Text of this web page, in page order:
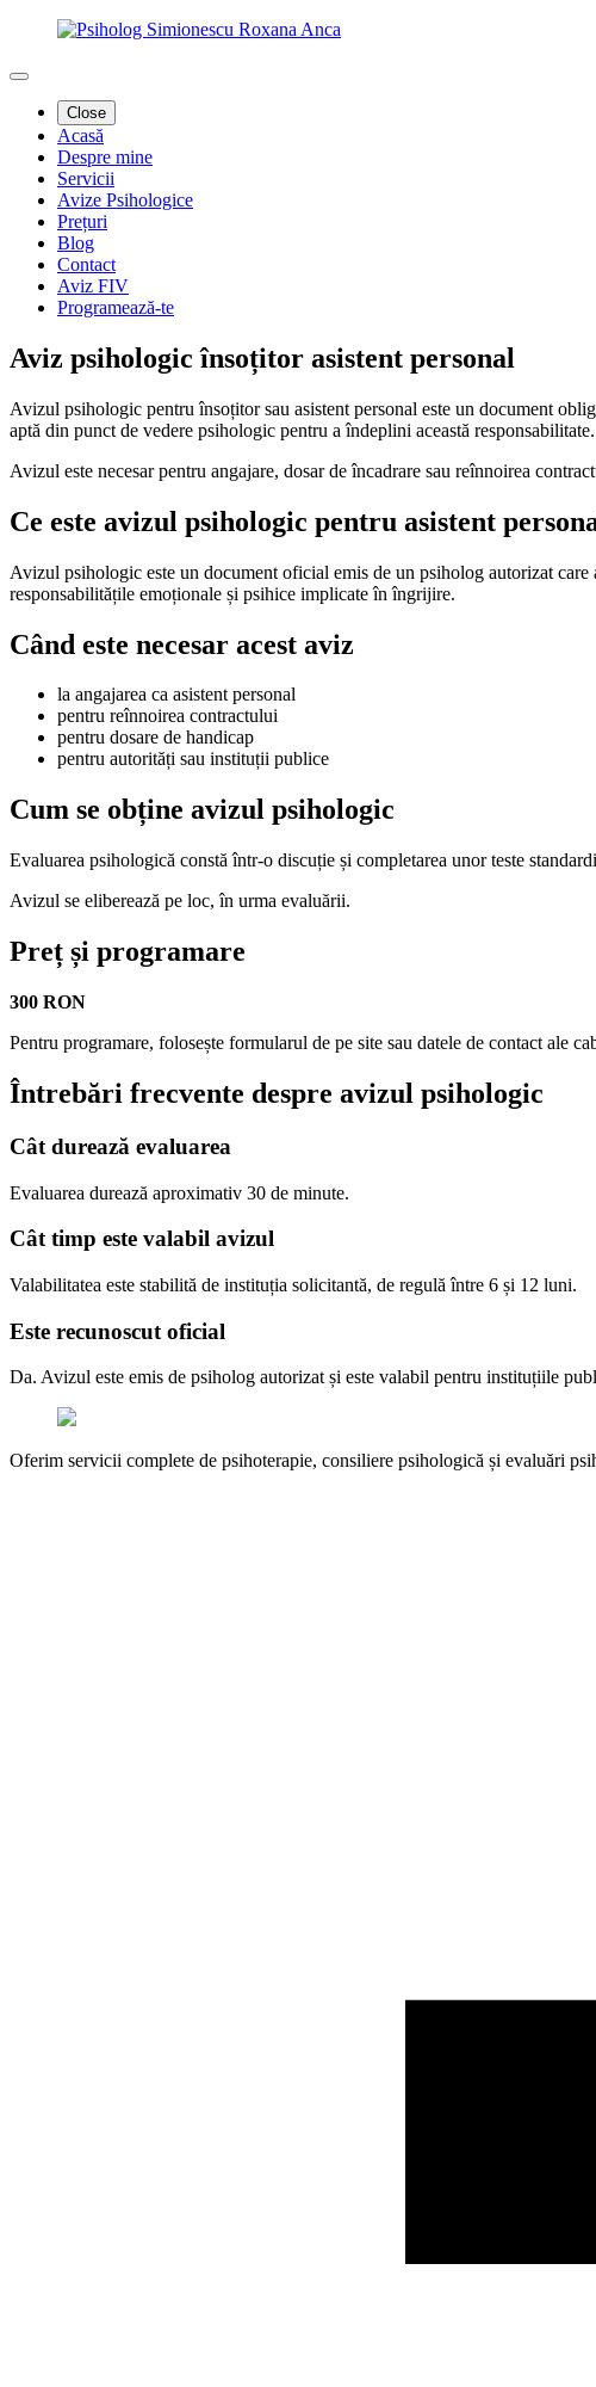
Close
Acasă
Despre mine
Servicii
Avize Psihologice
Prețuri
Blog
Contact
Aviz FIV
Programează-te
Aviz psihologic însoțitor asistent personal
Avizul psihologic pentru însoțitor sau asistent personal este un document
aptă din punct de vedere psihologic pentru a îndeplini această responsabilitate.
Avizul este necesar pentru angajare, dosar de încadrare sau reînnoirea
Ce este avizul psihologic pentru asistent
Avizul psihologic este un document oficial emis de un psiholog autorizat care
responsabilitățile emoționale și psihice implicate în îngrijire.
Când este necesar acest aviz
la angajarea ca asistent personal
pentru reînnoirea contractului
pentru dosare de handicap
pentru autorități sau instituții publice
Cum se obține avizul psihologic
Evaluarea psihologică constă într-o discuție și completarea unor teste
Avizul se eliberează pe loc, în urma evaluării.
Preț și programare
300 RON
Pentru programare, folosește formularul de pe site sau datele de contact ale
Întrebări frecvente despre avizul psihologic
Cât durează evaluarea
Evaluarea durează aproximativ 30 de minute.
Cât timp este valabil avizul
Valabilitatea este stabilită de instituția solicitantă, de regulă între 6 și 12 luni.
Este recunoscut oficial
Da. Avizul este emis de psiholog autorizat și este valabil pentru instituțiile
Oferim servicii complete de psihoterapie, consiliere psihologică și evaluări